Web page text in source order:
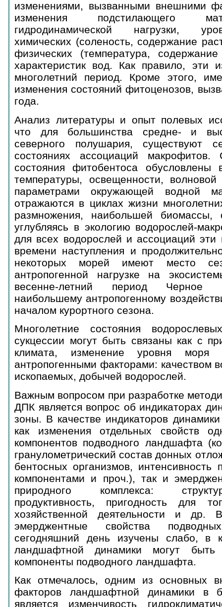
изменениями, вызванными внешними
изменения подстилающего
гидродинамической нагрузки,
химических (соленость, содержание
физических (температура,
характеристик вод. Как правило, эти
многолетний период. Кроме этого,
изменения состояний фитоценозов,
года.
Анализ литературы и опыт полевых
что для большинства средне- и
северного полушария, существуют
состояниях ассоциаций макрофитов.
состояния фитобентоса обусловлены
температуры, освещенности,
параметрами окружающей водной
отражаются в циклах жизни
размножения, наибольшей
углубляясь в экологию водорослей-
для всех водорослей и ассоциаций
времени наступления и
некоторых морей имеют место
антропогенной нагрузке на
весенне-летний период Черное
наибольшему антропогенному
началом курортного сезона.
Многолетние состояния
сукцессии могут быть связаны как с
климата, изменение уровня
антропогенными факторами: качеством
ископаемых, добычей водорослей.
Важным вопросом при разработке
ДПК является вопрос об индикаторах
зоны. В качестве индикаторов
как изменения отдельных свойств
компонентов подводного ландшафта
гранулометрический состав донных
бентосных организмов, интенсивность
компонентами и проч.), так и
природного комплекса:
продуктивность, пригодность для
хозяйственной деятельности и
эмерджентные свойства
сегодняшний день изучены слабо, в
ландшафтной динамики могут быть
компоненты подводного ландшафта.
Как отмечалось, одним из основных
факторов ландшафтной динамики в
является изменчивость